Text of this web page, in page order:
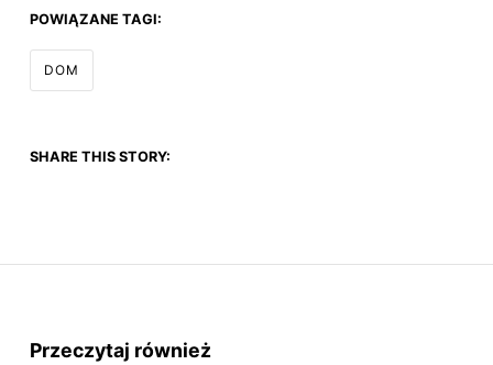
POWIĄZANE TAGI:
DOM
SHARE THIS STORY:
Przeczytaj również